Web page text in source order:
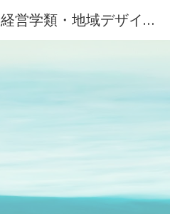
福島大学 経済経営学類・地域デザイン科学研究科 経済経営専攻 / 経済学研究科